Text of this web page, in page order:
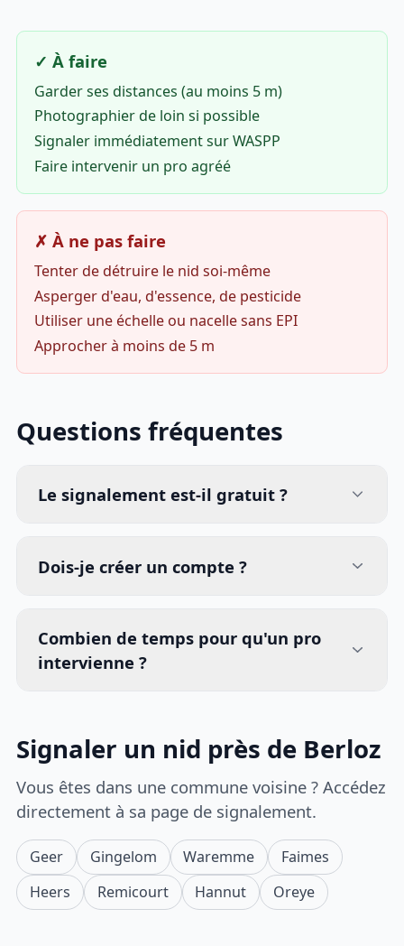
✓ À faire
Garder ses distances (au moins 5 m)
Photographier de loin si possible
Signaler immédiatement sur WASPP
Faire intervenir un pro agréé
✗ À ne pas faire
Tenter de détruire le nid soi-même
Asperger d'eau, d'essence, de pesticide
Utiliser une échelle ou nacelle sans EPI
Approcher à moins de 5 m
Questions fréquentes
Le signalement est-il gratuit ?
Dois-je créer un compte ?
Combien de temps pour qu'un pro
intervienne ?
Signaler un nid près de Berloz
Vous êtes dans une commune voisine ? Accédez
directement à sa page de signalement.
Geer Gingelom Waremme
Faimes
Heers
Remicourt Hannut Oreye